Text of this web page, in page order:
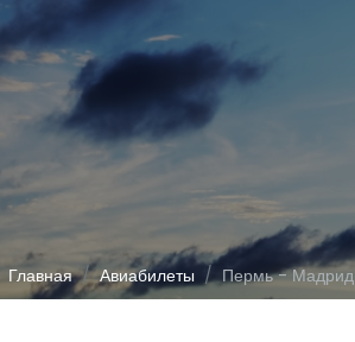
Главная Авиабилеты Пермь - Мадрид